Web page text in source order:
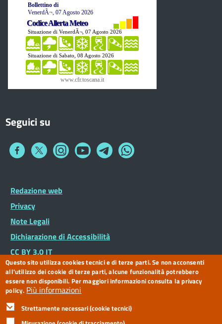
Seguici su
Collegamento
Collegamento
a
Collegamento
a
Collegamento
a
Collegamento
a
Collegamento
a
Footer
Widget
Piè
di
pagina
Redazione web
Privacy
Note Legali
Dichiarazione di Accessibilità
CC BY 3.0 IT
Questo sito utilizza cookies tecnici e di terze parti. Se non acconsenti
all'utilizzo dei cookie di terze parti, alcune funzionalità potrebbero
essere non disponibili. Per maggiori informazioni consulta la privacy
policy. Più informazioni
Strettamente necessari (cookie tecnici)